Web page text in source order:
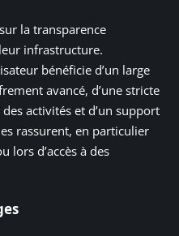
la transparence
infrastructure.
bénéficie d’un large
avancé, d’une stricte
activités et d’un support
rassurent, en particulier
lors d’accès à des